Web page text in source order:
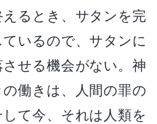
るとき、サタンを完
いるので、サタンに
せる機会がない。神
働きは、人間の罪の
て今、それは人類を